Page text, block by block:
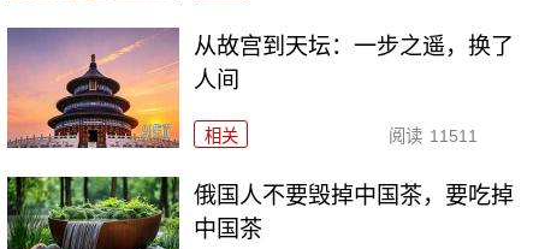
从故宫到天坛：一步之遥，换了
人间
相关 阅读 11511
俄国人不要毁掉中国茶，要吃掉
中国茶